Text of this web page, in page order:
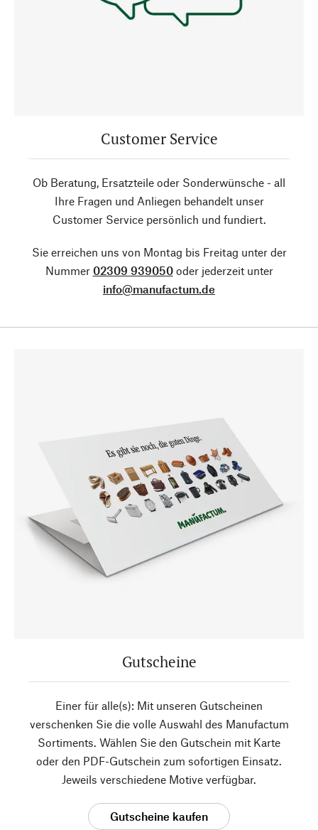
Customer Service
Ob Beratung, Ersatzteile oder Sonderwünsche - all
Ihre Fragen und Anliegen behandelt unser
Customer Service persönlich und fundiert.
Sie erreichen uns von Montag bis Freitag unter der
Nummer 02309 939050oder jederzeit unter
info@manufactum.de
Gutscheine
Einer für alle(s): Mit unseren Gutscheinen
verschenken Sie die volle Auswahl des Manufactum
Sortiments. Wählen Sie den Gutschein mit Karte
oder den PDF-Gutschein zum sofortigen Einsatz.
Jeweils verschiedene Motive verfügbar.
Gutscheine kaufen